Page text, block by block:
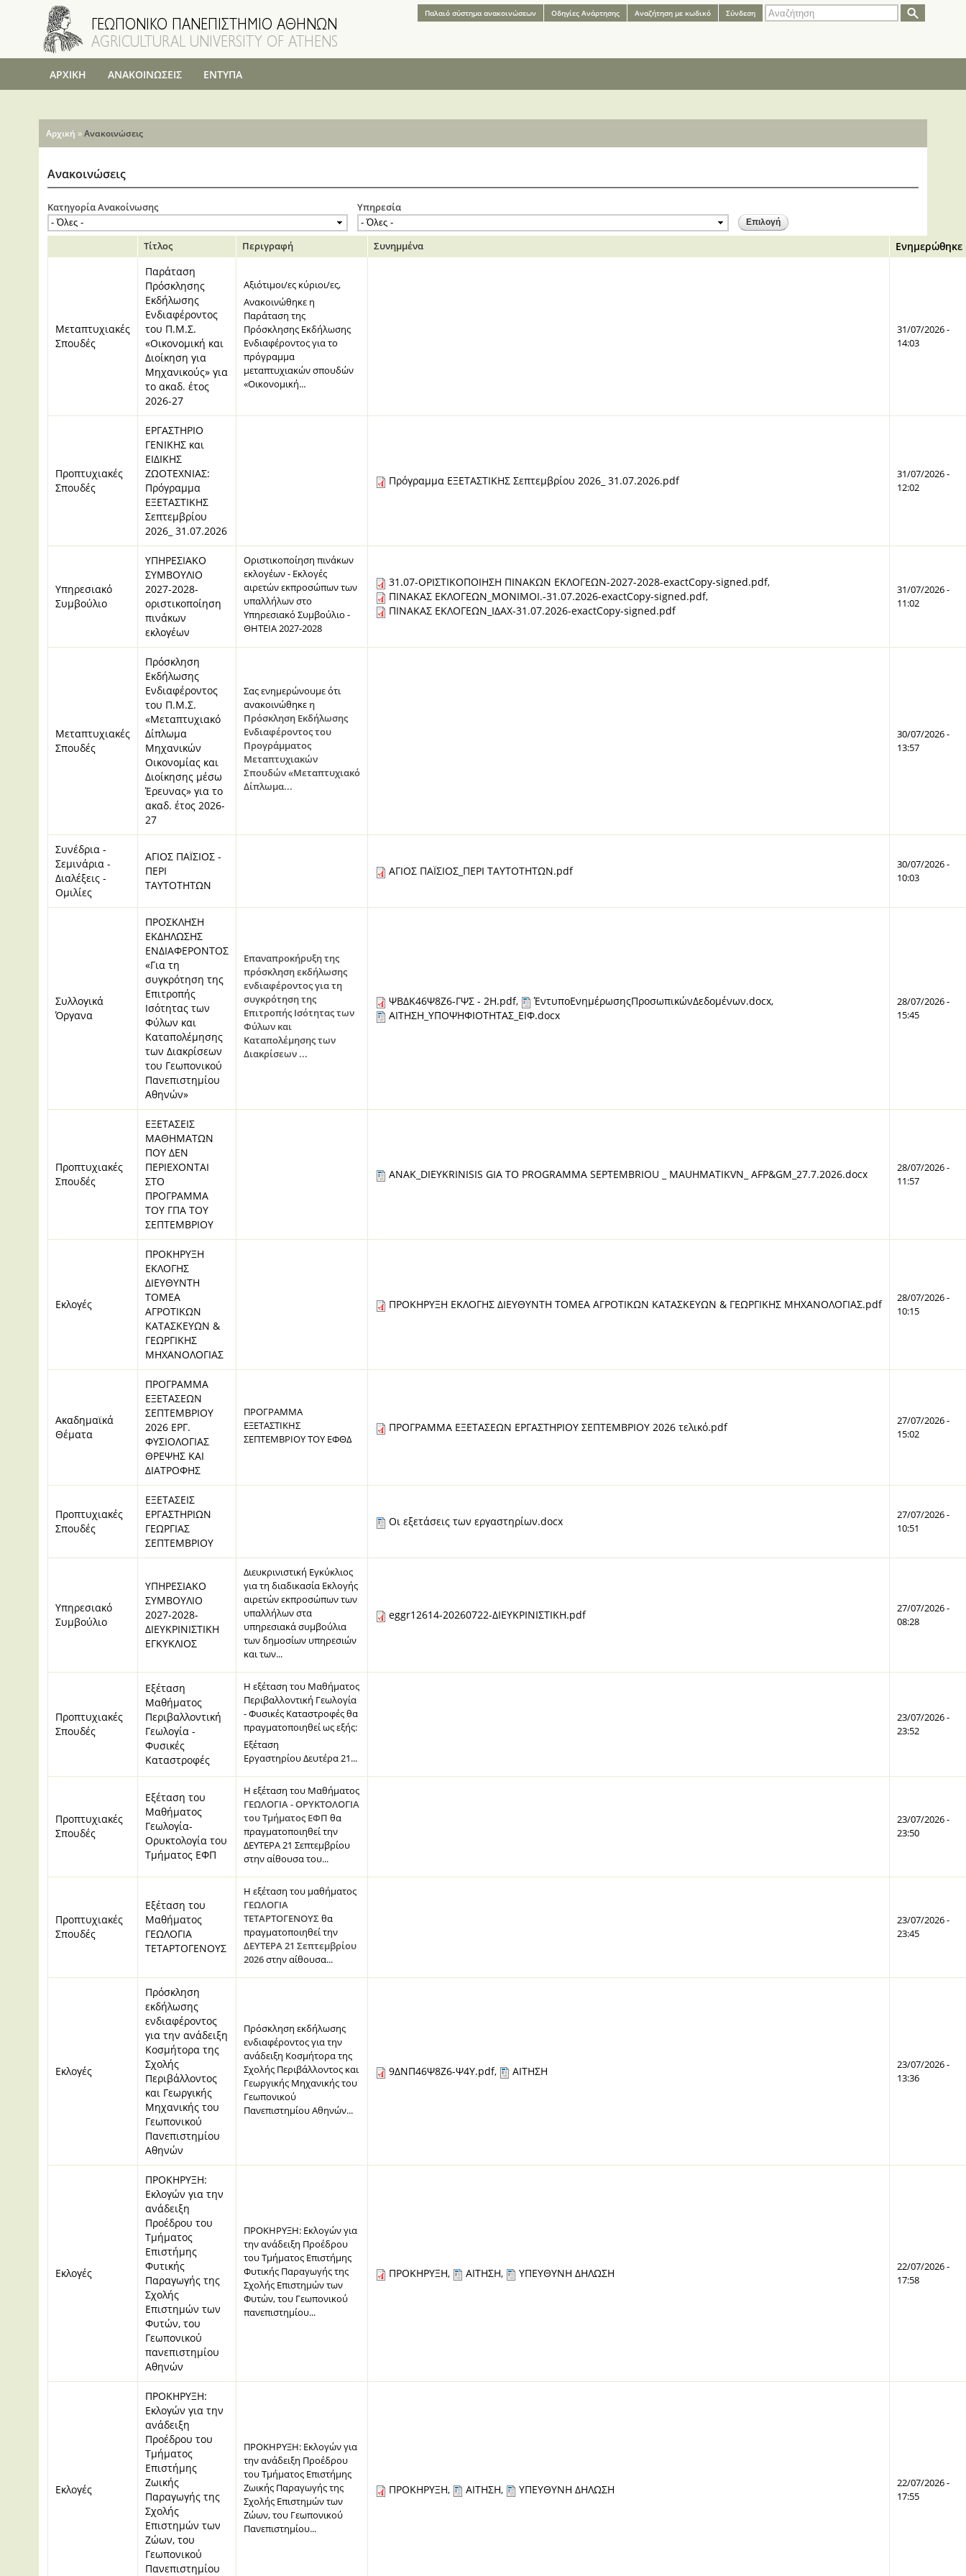
Παράκαμψη
προς το
Φόρμα
αναζήτησης
Αναζήτηση
Σύνδεση
Αναζήτηση με κωδικό
Oδηγίες Aνάρτησης
Παλαιό σύστημα ανακοινώσεων
ΑΡΧΙΚΗ ΑΝΑΚΟΙΝΩΣΕΙΣ ΕΝΤΥΠΑ
Είστε εδώ
Αρχική »Ανακοινώσεις
Ανακοινώσεις
Κατηγορία Ανακοίνωσης Υπηρεσία
Τίτλος Περιγραφή Συνημμένα Ενημερώθηκε
Μεταπτυχιακές
Σπουδές
Παράταση
Πρόσκλησης
Εκδήλωσης
Ενδιαφέροντος
του Π.Μ.Σ.
«Οικονομική και
Διοίκηση για
Μηχανικούς» για
το ακαδ. έτος
2026-27
Αξιότιμοι/ες κύριοι/ες,
Ανακοινώθηκε η
Παράταση της
Πρόσκλησης Εκδήλωσης
Ενδιαφέροντος για το
πρόγραμμα
μεταπτυχιακών σπουδών
«Οικονομική...
31/07/2026 -
14:03
Προπτυχιακές
Σπουδές
ΕΡΓΑΣΤΗΡΙΟ
ΓΕΝΙΚΗΣ και
ΕΙΔΙΚΗΣ
ΖΩΟΤΕΧΝΙΑΣ:
Πρόγραμμα
ΕΞΕΤΑΣΤΙΚΗΣ
Σεπτεμβρίου
2026_ 31.07.2026
Πρόγραμμα ΕΞΕΤΑΣΤΙΚΗΣ Σεπτεμβρίου 2026_ 31.07.2026.pdf
31/07/2026 -
12:02
Υπηρεσιακό
Συμβούλιο
ΥΠΗΡΕΣΙΑΚΟ
ΣΥΜΒΟΥΛΙΟ
2027-2028-
οριστικοποίηση
πινάκων
εκλογέων
Οριστικοποίηση πινάκων
εκλογέων - Εκλογές
αιρετών εκπροσώπων των
υπαλλήλων στο
Υπηρεσιακό Συμβούλιο -
ΘΗΤΕΙΑ 2027-2028
31.07-ΟΡΙΣΤΙΚΟΠΟΙΗΣΗ ΠΙΝΑΚΩΝ ΕΚΛΟΓΕΩΝ-2027-2028-exactCopy-signed.pdf,
ΠΙΝΑΚΑΣ ΕΚΛΟΓΕΩΝ_ΜΟΝΙΜΟΙ.-31.07.2026-exactCopy-signed.pdf,
ΠΙΝΑΚΑΣ ΕΚΛΟΓΕΩΝ_ΙΔΑΧ-31.07.2026-exactCopy-signed.pdf
31/07/2026 -
11:02
Μεταπτυχιακές
Σπουδές
Πρόσκληση
Εκδήλωσης
Ενδιαφέροντος
του Π.Μ.Σ.
«Μεταπτυχιακό
Δίπλωμα
Μηχανικών
Οικονομίας και
Διοίκησης μέσω
Έρευνας» για το
ακαδ. έτος 2026-
27
Σας ενημερώνουμε ότι
ανακοινώθηκε η
Πρόσκληση Εκδήλωσης
Ενδιαφέροντος του
Προγράμματος
Μεταπτυχιακών
Σπουδών «Μεταπτυχιακό
Δίπλωμα...
30/07/2026 -
13:57
Συνέδρια -
Σεμινάρια -
Διαλέξεις -
Ομιλίες
ΑΓΙΟΣ ΠΑΪΣΙΟΣ -
ΠΕΡΙ
ΤΑΥΤΟΤΗΤΩΝ
ΑΓΙΟΣ ΠΑΪΣΙΟΣ_ΠΕΡΙ ΤΑΥΤΟΤΗΤΩΝ.pdf
30/07/2026 -
10:03
Συλλογικά
Όργανα
ΠΡΟΣΚΛΗΣΗ
ΕΚΔΗΛΩΣΗΣ
ΕΝΔΙΑΦΕΡΟΝΤΟΣ
«Για τη
συγκρότηση της
Επιτροπής
Ισότητας των
Φύλων και
Καταπολέμησης
των Διακρίσεων
του Γεωπονικού
Πανεπιστημίου
Αθηνών»
Επαναπροκήρυξη της
πρόσκληση εκδήλωσης
ενδιαφέροντος για τη
συγκρότηση της
Επιτροπής Ισότητας των
Φύλων και
Καταπολέμησης των
Διακρίσεων ...
ΨΒΔΚ46Ψ8Ζ6-ΓΨΣ - 2H.pdf, ΈντυποΕνημέρωσηςΠροσωπικώνΔεδομένων.docx,
ΑΙΤΗΣΗ_ΥΠΟΨΗΦΙΟΤΗΤΑΣ_ΕΙΦ.docx
28/07/2026 -
15:45
Προπτυχιακές
Σπουδές
ΕΞΕΤΑΣΕΙΣ
ΜΑΘΗΜΑΤΩΝ
ΠΟΥ ΔΕΝ
ΠΕΡΙΕΧΟΝΤΑΙ
ΣΤΟ
ΠΡΟΓΡΑΜΜΑ
ΤΟΥ ΓΠΑ ΤΟΥ
ΣΕΠΤΕΜΒΡΙΟΥ
ANAK_DIEYKRINISIS GIA TO PROGRAMMA SEPTEMBRIOU _ MAUHMATIKVN_ AFP&GM_27.7.2026.docx
28/07/2026 -
11:57
Εκλογές
ΠΡΟΚΗΡΥΞΗ
ΕΚΛΟΓΗΣ
ΔΙΕΥΘΥΝΤΗ
ΤΟΜΕΑ
ΑΓΡΟΤΙΚΩΝ
ΚΑΤΑΣΚΕΥΩΝ &
ΓΕΩΡΓΙΚΗΣ
ΜΗΧΑΝΟΛΟΓΙΑΣ
ΠΡΟΚΗΡΥΞΗ ΕΚΛΟΓΗΣ ΔΙΕΥΘΥΝΤΗ ΤΟΜΕΑ ΑΓΡΟΤΙΚΩΝ ΚΑΤΑΣΚΕΥΩΝ & ΓΕΩΡΓΙΚΗΣ ΜΗΧΑΝΟΛΟΓΙΑΣ.pdf
28/07/2026 -
10:15
Ακαδημαϊκά
Θέματα
ΠΡΟΓΡΑΜΜΑ
ΕΞΕΤΑΣΕΩΝ
ΣΕΠΤΕΜΒΡΙΟΥ
2026 ΕΡΓ.
ΦΥΣΙΟΛΟΓΙΑΣ
ΘΡΕΨΗΣ ΚΑΙ
ΔΙΑΤΡΟΦΗΣ
ΠΡΟΓΡΑΜΜΑ
ΕΞΕΤΑΣΤΙΚΗΣ
ΣΕΠΤΕΜΒΡΙΟΥ ΤΟΥ ΕΦΘΔ
ΠΡΟΓΡΑΜΜΑ ΕΞΕΤΑΣΕΩΝ ΕΡΓΑΣΤΗΡΙΟΥ ΣΕΠΤΕΜΒΡΙΟΥ 2026 τελικό.pdf
27/07/2026 -
15:02
Προπτυχιακές
Σπουδές
ΕΞΕΤΑΣΕΙΣ
ΕΡΓΑΣΤΗΡΙΩΝ
ΓΕΩΡΓΙΑΣ
ΣΕΠΤΕΜΒΡΙΟΥ
Οι εξετάσεις των εργαστηρίων.docx
27/07/2026 -
10:51
Υπηρεσιακό
Συμβούλιο
ΥΠΗΡΕΣΙΑΚΟ
ΣΥΜΒΟΥΛΙΟ
2027-2028-
ΔΙΕΥΚΡΙΝΙΣΤΙΚΗ
ΕΓΚΥΚΛΙΟΣ
Διευκρινιστική Εγκύκλιος
για τη διαδικασία Εκλογής
αιρετών εκπροσώπων των
υπαλλήλων στα
υπηρεσιακά συμβούλια
των δημοσίων υπηρεσιών
και των...
eggr12614-20260722-ΔΙΕΥΚΡΙΝΙΣΤΙΚΗ.pdf
27/07/2026 -
08:28
Προπτυχιακές
Σπουδές
Εξέταση
Μαθήματος
Περιβαλλοντική
Γεωλογία -
Φυσικές
Καταστροφές
Η εξέταση του Μαθήματος
Περιβαλλοντική Γεωλογία
- Φυσικές Καταστροφές θα
πραγματοποιηθεί ως εξής:
Εξέταση
Εργαστηρίου Δευτέρα 21...
23/07/2026 -
23:52
Προπτυχιακές
Σπουδές
Εξέταση του
Μαθήματος
Γεωλογία-
Ορυκτολογία του
Τμήματος ΕΦΠ
Η εξέταση του Μαθήματος
ΓΕΩΛΟΓΙΑ - ΟΡΥΚΤΟΛΟΓΙΑ
του Τμήματος ΕΦΠθα
πραγματοποιηθεί την
ΔΕΥΤΕΡΑ 21 Σεπτεμβρίου
στην αίθουσα του...
23/07/2026 -
23:50
Προπτυχιακές
Σπουδές
Εξέταση του
Μαθήματος
ΓΕΩΛΟΓΙΑ
ΤΕΤΑΡΤΟΓΕΝΟΥΣ
Η εξέταση του μαθήματος
ΓΕΩΛΟΓΙΑ
ΤΕΤΑΡΤΟΓΕΝΟΥΣθα
πραγματοποιηθεί την
ΔΕΥΤΕΡΑ 21 Σεπτεμβρίου
2026στην αίθουσα...
23/07/2026 -
23:45
Εκλογές
Πρόσκληση
εκδήλωσης
ενδιαφέροντος
για την ανάδειξη
Κοσμήτορα της
Σχολής
Περιβάλλοντος
και Γεωργικής
Μηχανικής του
Γεωπονικού
Πανεπιστημίου
Αθηνών
Πρόσκληση εκδήλωσης
ενδιαφέροντος για την
ανάδειξη Κοσμήτορα της
Σχολής Περιβάλλοντος και
Γεωργικής Μηχανικής του
Γεωπονικού
Πανεπιστημίου Αθηνών...
9ΔΝΠ46Ψ8Ζ6-Ψ4Υ.pdf, ΑΙΤΗΣΗ
23/07/2026 -
13:36
Εκλογές
ΠΡΟΚΗΡΥΞΗ:
Εκλογών για την
ανάδειξη
Προέδρου του
Τμήματος
Επιστήμης
Φυτικής
Παραγωγής της
Σχολής
Επιστημών των
Φυτών, του
Γεωπονικού
πανεπιστημίου
Αθηνών
ΠΡΟΚΗΡΥΞΗ: Εκλογών για
την ανάδειξη Προέδρου
του Τμήματος Επιστήμης
Φυτικής Παραγωγής της
Σχολής Επιστημών των
Φυτών, του Γεωπονικού
πανεπιστημίου...
ΠΡΟΚΗΡΥΞΗ, ΑΙΤΗΣΗ, ΥΠΕΥΘΥΝΗ ΔΗΛΩΣΗ
22/07/2026 -
17:58
Εκλογές
ΠΡΟΚΗΡΥΞΗ:
Εκλογών για την
ανάδειξη
Προέδρου του
Τμήματος
Επιστήμης
Ζωικής
Παραγωγής της
Σχολής
Επιστημών των
Ζώων, του
Γεωπονικού
Πανεπιστημίου
ΠΡΟΚΗΡΥΞΗ: Εκλογών για
την ανάδειξη Προέδρου
του Τμήματος Επιστήμης
Ζωικής Παραγωγής της
Σχολής Επιστημών των
Ζώων, του Γεωπονικού
Πανεπιστημίου...
ΠΡΟΚΗΡΥΞΗ, ΑΙΤΗΣΗ, ΥΠΕΥΘΥΝΗ ΔΗΛΩΣΗ
22/07/2026 -
17:55